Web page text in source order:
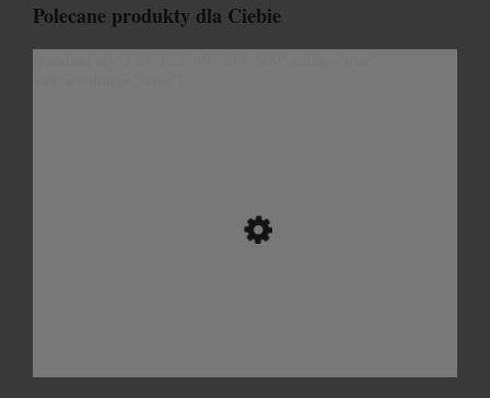
Polecane produkty dla Ciebie